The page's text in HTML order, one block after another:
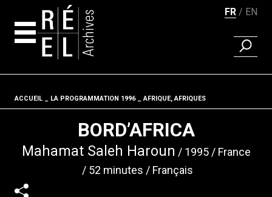
FR EN
Fil d'ariane
ACCUEIL LA PROGRAMMATION 1996 AFRIQUE, AFRIQUES
BORD’AFRICA
Mahamat Saleh Haroun 1995
France
52 minutes
Français